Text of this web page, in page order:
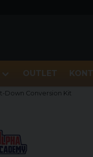
OUTLET
Down Conversion Kit